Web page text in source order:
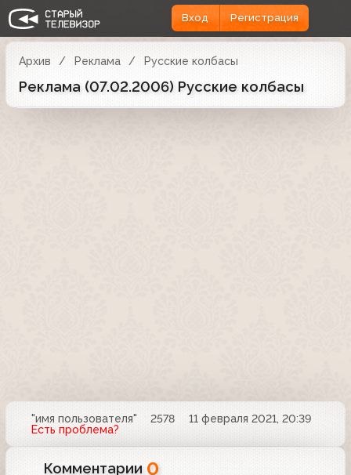
Вход Регистрация
Архив Реклама Русские колбасы
Реклама (07.02.2006) Русские колбасы
"имя пользователя" 2578
11 февраля 2021, 20:39
Есть проблема?
Комментарии 0